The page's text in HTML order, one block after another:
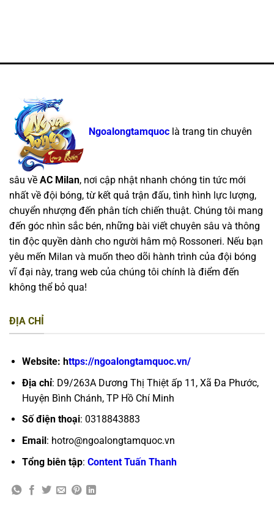
Ngoalongtamquoc là trang tin chuyên
sâu về AC Milan, nơi cập nhật nhanh chóng tin tức mới
nhất về đội bóng, từ kết quả trận đấu, tình hình lực lượng,
chuyển nhượng đến phân tích chiến thuật. Chúng tôi mang
đến góc nhìn sắc bén, những bài viết chuyên sâu và thông
tin độc quyền dành cho người hâm mộ Rossoneri. Nếu bạn
yêu mến Milan và muốn theo dõi hành trình của đội bóng
vĩ đại này, trang web của chúng tôi chính là điểm đến
không thể bỏ qua!
ĐỊA CHỈ
Website: https://ngoalongtamquoc.vn/
Địa chỉ: D9/263A Dương Thị Thiệt ấp 11, Xã Đa Phước,
Huyện Bình Chánh, TP Hồ Chí Minh
Số điện thoại: 0318843883
Email: hotro@ngoalongtamquoc.vn
Tổng biên tập: Content Tuấn Thanh